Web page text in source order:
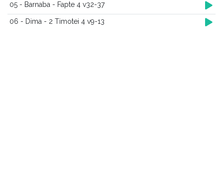
05 - Barnaba - Fapte 4 v32-37
06 - Dima - 2 Timotei 4 v9-13